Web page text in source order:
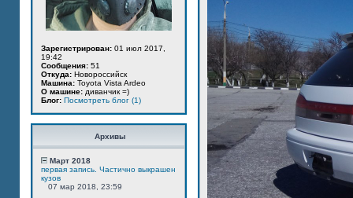
Зарегистрирован: 01 июл 2017,
19:42
Сообщения: 51
Откуда: Новороссийск
Машина: Toyota Vista Ardeo
О машине: диванчик =)
Блог: Посмотреть блог (1)
Архивы
Март 2018
первая запись. Частично выкрашен
кузов
07 мар 2018, 23:59